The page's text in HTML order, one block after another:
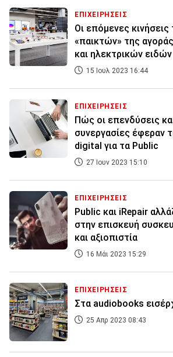
ΕΠΙΧΕΙΡΗΣΕΙΣ
Οι επόμενες
«παικτών» της
και ηλεκτρικών ειδών
15 Ιουλ 2023 16:44
ΕΠΙΧΕΙΡΗΣΕΙΣ
Πώς οι επενδύσεις
συνεργασίες έφεραν
digital για τα Public
27 Ιουν 2023 15:10
ΕΠΙΧΕΙΡΗΣΕΙΣ
Public και iRepair
στην επισκευή
και αξιοπιστία
16 Μάι 2023 15:29
ΕΠΙΧΕΙΡΗΣΕΙΣ
Στα audiobooks
25 Απρ 2023 08:43